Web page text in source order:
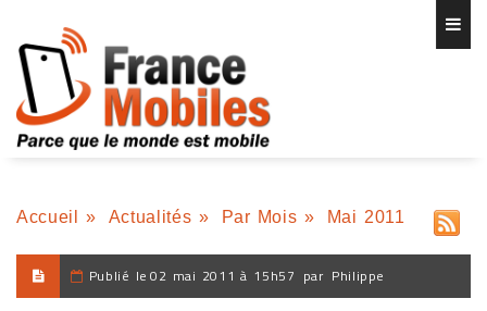
Accueil » Actualités » Par Mois » Mai 2011
Publié le 02 mai 2011 à 15h57 par Philippe